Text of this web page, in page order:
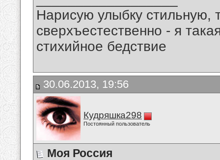
Нарисую улыбку стильную,
сверхъестественно - я
стихийное бедствие
30.06.2013, 19:56
Кудряшка298
Постоянный пользователь
Моя Россия